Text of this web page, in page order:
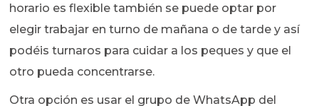
horario es flexible también se puede optar por
elegir trabajar en turno de mañana o de tarde y así
podéis turnaros para cuidar a los peques y que el
otro pueda concentrarse.
Otra opción es usar el grupo de WhatsApp del